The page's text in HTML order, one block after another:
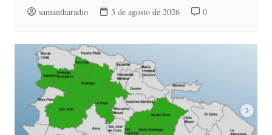
samantharadio 3 de agosto de 2026 0